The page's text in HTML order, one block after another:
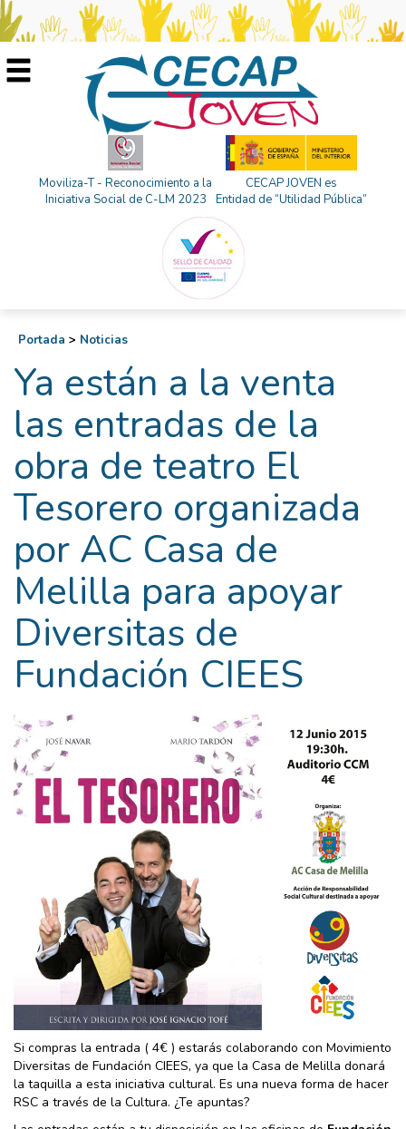
Moviliza-T - Reconocimiento a la
Iniciativa Social de C-LM 2023
CECAP JOVEN es
Entidad de “Utilidad Pública”
Portada > Noticias
Ya están a la venta
las entradas de la
obra de teatro El
Tesorero organizada
por AC Casa de
Melilla para apoyar
Diversitas de
Fundación CIEES
Si compras la entrada ( 4€ ) estarás colaborando con Movimiento
Diversitas de Fundación CIEES, ya que la Casa de Melilla donará
la taquilla a esta iniciativa cultural. Es una nueva forma de hacer
RSC a través de la Cultura. ¿Te apuntas?